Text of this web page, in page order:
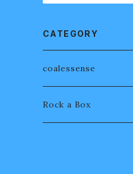
CATEGORY
coalessense
Rock a Box